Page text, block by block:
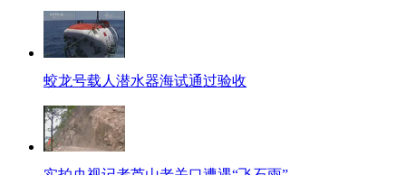
蛟龙号载人潜水器海试通过验收